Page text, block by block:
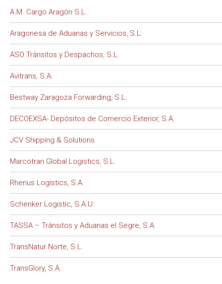
A.M. Cargo Aragón S.L.
Aragonesa de Aduanas y Servicios, S.L.
ASO Tránsitos y Despachos, S.L.
Avitrans, S.A.
Bestway Zaragoza Forwarding, S.L.
DECOEXSA- Depósitos de Comercio Exterior, S.A.
JCV Shipping & Solutions
Marcotran Global Logistics, S.L.
Rhenus Logistics, S.A.
Schenker Logistic, S.A.U.
TASSA – Tránsitos y Aduanas el Segre, S.A.
TransNatur Norte, S.L.
TransGlory, S.A.